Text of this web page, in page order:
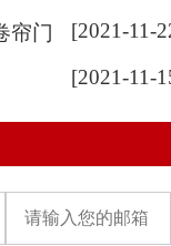
帘门 [2021-11-
[2021-11-